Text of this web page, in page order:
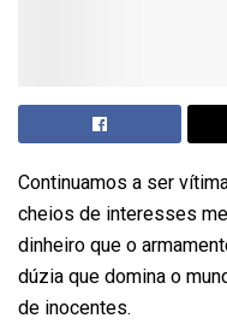
Continuamos a ser
cheios de interesses
dinheiro que o
dúzia que domina o
de inocentes.